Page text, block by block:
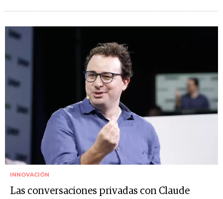
INNOVACIÓN
Las conversaciones privadas con Claude